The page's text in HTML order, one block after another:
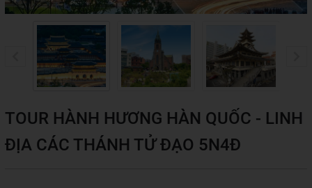
TOUR HÀNH HƯƠNG HÀN QUỐC - LINH
ĐỊA CÁC THÁNH TỬ ĐẠO 5N4Đ